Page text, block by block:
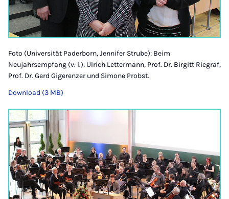
Foto (Universität Paderborn, Jennifer Strube): Beim
Neujahrsempfang (v. l.): Ulrich Lettermann, Prof. Dr. Birgitt Riegraf,
Prof. Dr. Gerd Gigerenzer und Simone Probst.
Download (3 MB)